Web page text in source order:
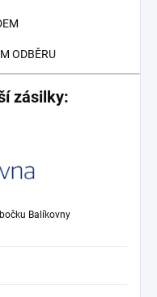
ODBĚRU
zásilky:
Balíkovny